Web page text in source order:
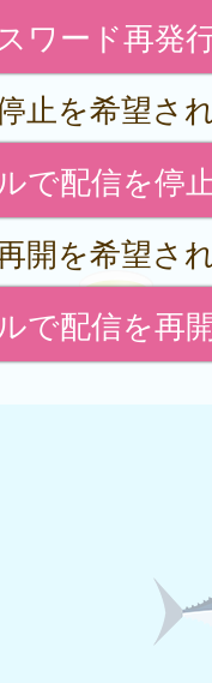
ワード再発
止を希望さ
で配信を停
開を希望さ
で配信を再